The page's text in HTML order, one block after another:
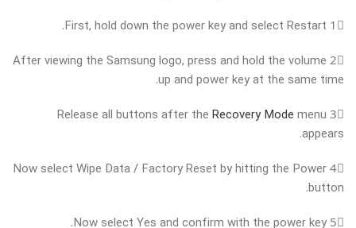
1⃣ First, hold down the power key and select Restart.
2⃣ After viewing the Samsung logo, press and hold the volume
up and power key at the same time.
3⃣ Release all buttons after the
Recovery Mode menu
appears.
4⃣ Now select Wipe Data / Factory Reset by hitting the Power
button.
5⃣ Now select Yes and confirm with the power key.